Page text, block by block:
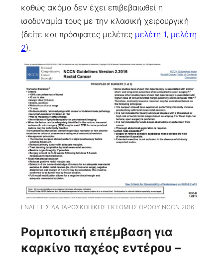
καθώς ακόμα δεν έχει επιβεβαιωθεί η
ισοδυναμία τους με την κλασική χειρουργική
(δείτε και πρόσφατες μελέτες μελέτη 1, μελέτη
2).
ΕΝΔΕΙΞΕΙΣ ΛΑΠΑΡΟΣΚΟΠΙΚΗΣ ΕΚΤΟΜΗΣ ΟΡΘΟΥ NCCN 2016
Ρομποτική επέμβαση για
καρκίνο παχέος εντέρου –